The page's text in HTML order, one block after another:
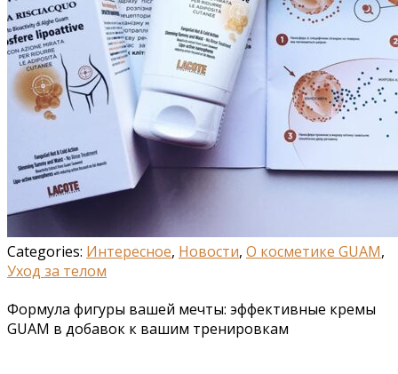
Categories: Интересное, Новости, О косметике GUAM,
Уход за телом
Формула фигуры вашей мечты: эффективные кремы
GUAM в добавок к вашим тренировкам